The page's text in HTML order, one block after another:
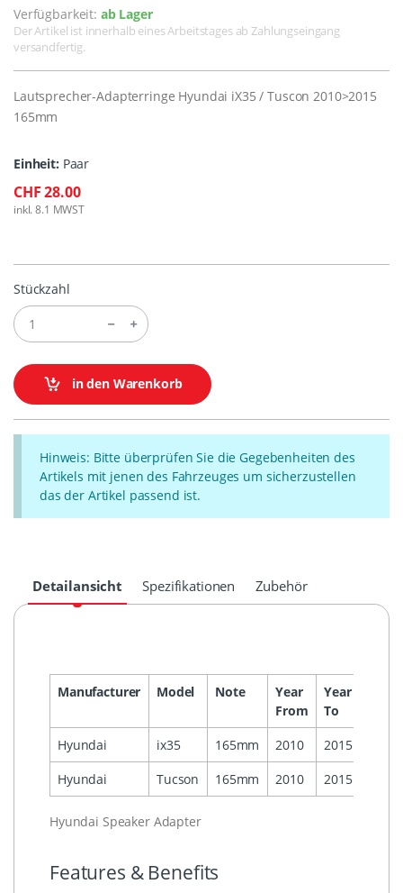
Verfügbarkeit: ab Lager
Der Artikel ist innerhalb eines Arbeitstages ab Zahlungseingang
versandfertig.
Lautsprecher-Adapterringe Hyundai iX35 / Tuscon 2010>2015
165mm
Einheit: Paar
CHF 28.00
inkl. 8.1 MWST
Stückzahl
in den Warenkorb
Hinweis: Bitte überprüfen Sie die Gegebenheiten des
Artikels mit jenen des Fahrzeuges um sicherzustellen
das der Artikel passend ist.
Detailansicht Spezifikationen Zubehör
Manufacturer Model Note
Year
From
Year
To
Hyundai ix35 165mm 2010
2015
Hyundai
Tucson 165mm 2010 2015
Hyundai Speaker Adapter
Features & Benefits